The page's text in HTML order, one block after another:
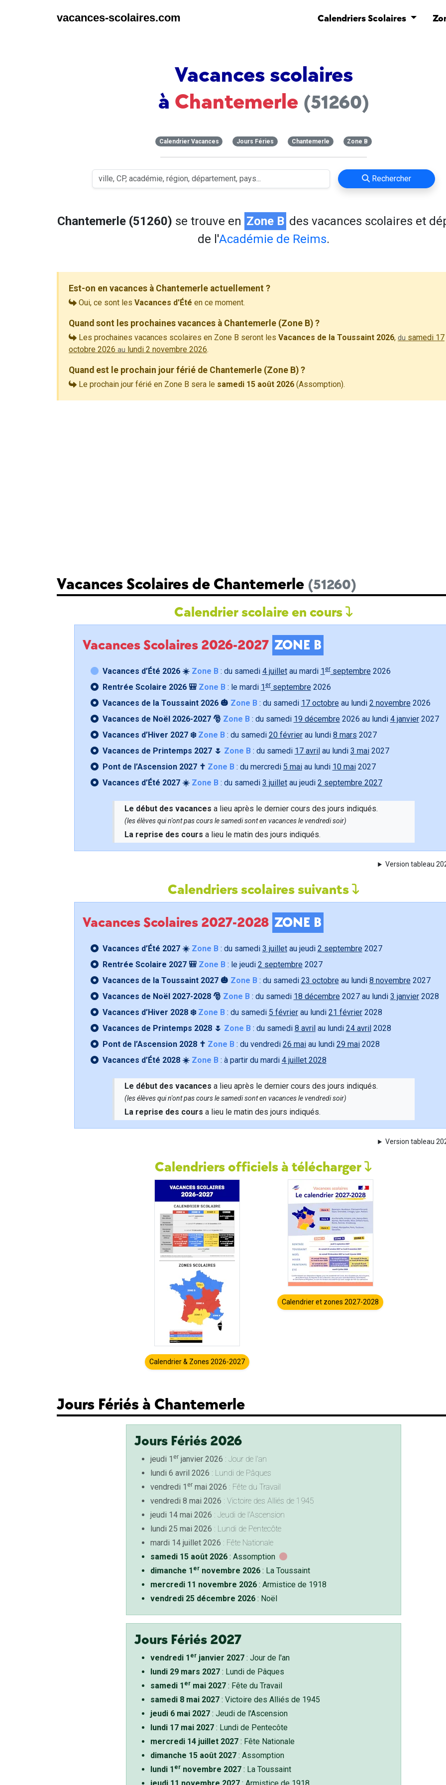
vacances-scolaires.com Calendriers Scolaires
Vacances scolaires
à Chantemerle (51260)
Calendrier Vacances Jours Féries Chantemerle Zone B
Rechercher
Chantemerle (51260) se trouve en Zone B des vacances scolaires et
de l'Académie de Reims.
Est-on en vacances à Chantemerle actuellement ?
Oui, ce sont les Vacances d'Été en ce moment.
Quand sont les prochaines vacances à Chantemerle (Zone B) ?
Les prochaines vacances scolaires en Zone B seront les Vacances de la Toussaint 2026, du samedi 17
octobre 2026 au lundi 2 novembre 2026.
Quand est le prochain jour férié de Chantemerle (Zone B) ?
Le prochain jour férié en Zone B sera le samedi 15 août 2026 (Assomption).
Vacances Scolaires de Chantemerle (51260)
Calendrier scolaire en cours
Vacances Scolaires 2026-2027 ZONE B
Vacances d’Été 2026 ☀️ Zone B: du samedi 4 juilletau mardi 1 erseptembre 2026
Rentrée Scolaire 2026 🎒 Zone B: le mardi 1erseptembre 2026
Vacances de la Toussaint 2026 🎃 Zone B: du samedi 17 octobre au lundi 2 novembre 2026
Vacances de Noël 2026-2027 🎅 Zone B: du samedi 19 décembre 2026 au lundi 4 janvier2027
Vacances d’Hiver 2027 ❄️ Zone B: du samedi 20 févrierau lundi 8 mars 2027
Vacances de Printemps 2027 🌷 Zone B: du samedi 17 avril au lundi 3 mai2027
Pont de l’Ascension 2027 ✝️ Zone B: du mercredi 5 maiau lundi 10 mai2027
Vacances d’Été 2027 ☀️ Zone B: du samedi 3 juilletau jeudi 2 septembre 2027
Le début des vacances a lieu après le dernier cours des jours indiqués.
(les élèves qui n'ont pas cours le samedi sont en vacances le vendredi soir)
La reprise des cours a lieu le matin des jours indiqués.
Version tableau
Calendriers scolaires suivants
Vacances Scolaires 2027-2028 ZONE B
Vacances d’Été 2027 ☀️ Zone B: du samedi 3 juilletau jeudi 2 septembre 2027
Rentrée Scolaire 2027 🎒 Zone B: le jeudi 2 septembre 2027
Vacances de la Toussaint 2027 🎃 Zone B: du samedi 23 octobre au lundi 8 novembre 2027
Vacances de Noël 2027-2028 🎅 Zone B: du samedi 18 décembre 2027 au lundi 3 janvier2028
Vacances d’Hiver 2028 ❄️ Zone B: du samedi 5 févrierau lundi 21 février2028
Vacances de Printemps 2028 🌷 Zone B: du samedi 8 avril au lundi 24 avril 2028
Pont de l’Ascension 2028 ✝️ Zone B: du vendredi 26 maiau lundi 29 mai2028
Vacances d’Été 2028 ☀️ Zone B: à partir du mardi 4 juillet 2028
Le début des vacances a lieu après le dernier cours des jours indiqués.
(les élèves qui n'ont pas cours le samedi sont en vacances le vendredi soir)
La reprise des cours a lieu le matin des jours indiqués.
Version tableau
Calendriers officiels à télécharger
Calendrier & Zones 2026-2027
Calendrier et zones 2027-2028
Jours Fériés à Chantemerle
Jours Fériés 2026
jeudi 1 erjanvier 2026 : Jour de l'an
lundi 6 avril 2026 : Lundi de Pâques
vendredi 1 ermai 2026 : Fête du Travail
vendredi 8 mai 2026 : Victoire des Alliés de 1945
jeudi 14 mai 2026 : Jeudi de l'Ascension
lundi 25 mai 2026 : Lundi de Pentecôte
mardi 14 juillet 2026 : Fête Nationale
samedi 15 août 2026: Assomption
dimanche 1 ernovembre 2026: La Toussaint
mercredi 11 novembre 2026: Armistice de 1918
vendredi 25 décembre 2026: Noël
Jours Fériés 2027
vendredi 1 erjanvier 2027: Jour de l'an
lundi 29 mars 2027: Lundi de Pâques
samedi 1 ermai 2027: Fête du Travail
samedi 8 mai 2027: Victoire des Alliés de 1945
jeudi 6 mai 2027: Jeudi de l'Ascension
lundi 17 mai 2027: Lundi de Pentecôte
mercredi 14 juillet 2027: Fête Nationale
dimanche 15 août 2027: Assomption
lundi 1 ernovembre 2027: La Toussaint
jeudi 11 novembre 2027: Armistice de 1918